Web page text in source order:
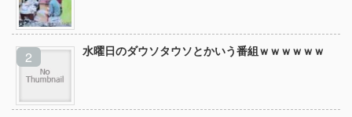
水曜日のダウソタウソとかいう番組ｗｗｗｗｗｗ